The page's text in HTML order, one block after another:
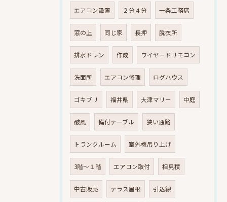
エアコン設置 ２分４分 一条工務店
窓の上 同じ家 長押 脱衣所
排水ドレン 作成 ワイヤードリモコン
洗面所 エアコン修理 ログハウス
ゴキブリ 福井県 大津マリー 中庭
破風 備付テーブル 狭い通路
トランクルーム 室外機吊り上げ
3階～１階 エアコン取付 相見積
中古販売 テラス屋根 引込線